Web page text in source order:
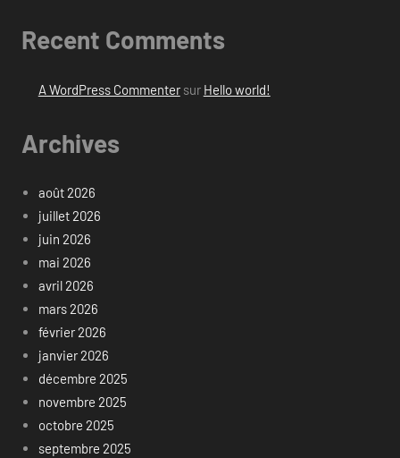
Recent Comments
A WordPress Commentersur Hello world!
Archives
août 2026
juillet 2026
juin 2026
mai 2026
avril 2026
mars 2026
février 2026
janvier 2026
décembre 2025
novembre 2025
octobre 2025
septembre 2025